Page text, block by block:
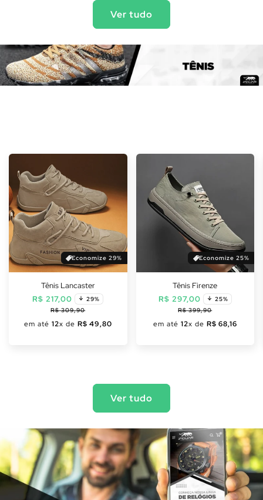
Ver tudo
Economize 29%
Tênis Lancaster
Preço
normal
R$ 217,00 29%
R$ 309,90
em até 12x de R$ 49,80
Economize 25%
Tênis Firenze
Preço
normal
R$ 297,00 25% Preço
R$ 399,90
em até 12x de R$ 68,16
Ver tudo